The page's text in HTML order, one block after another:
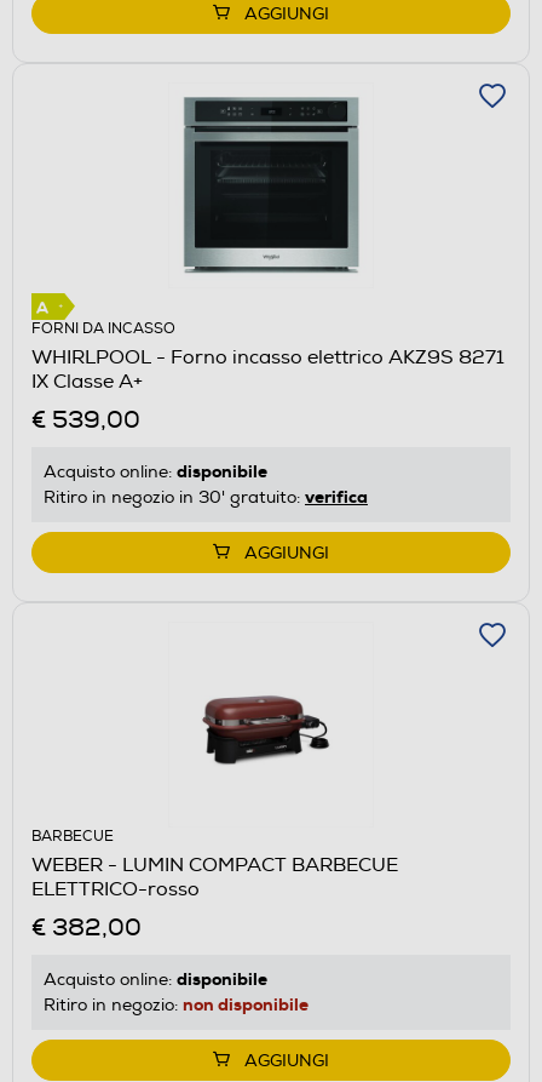
AGGIUNGI
FORNI DA INCASSO
WHIRLPOOL - Forno incasso elettrico AKZ9S 8271
IX Classe A+
€ 539,00
Acquisto online: disponibile
Ritiro in negozio in 30' gratuito: verifica
AGGIUNGI
BARBECUE
WEBER - LUMIN COMPACT BARBECUE
ELETTRICO-rosso
€ 382,00
Acquisto online: disponibile
Ritiro in negozio: non disponibile
AGGIUNGI